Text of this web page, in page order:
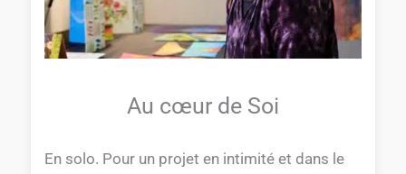
Au cœur de Soi
En solo. Pour un projet en intimité et dans le